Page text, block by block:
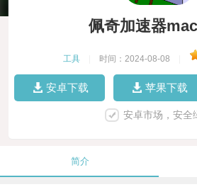
佩奇加速器
工具 时间：2024-08-08
安卓下载 苹果下载
安卓市场，安全
简介